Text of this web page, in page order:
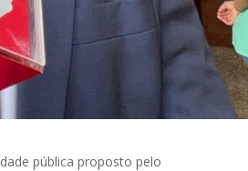
pública proposto pelo